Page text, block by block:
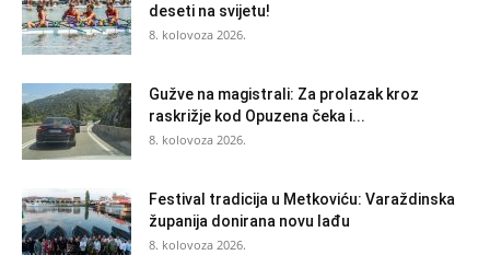
deseti na svijetu!
8. kolovoza 2026.
Gužve na magistrali: Za prolazak kroz
raskrižje kod Opuzena čeka i...
8. kolovoza 2026.
Festival tradicija u Metkoviću: Varaždinska
županija donirana novu lađu
8. kolovoza 2026.